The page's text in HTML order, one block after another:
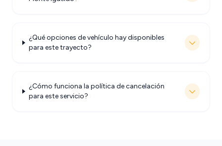
¿Qué opciones de vehículo hay disponibles
para este trayecto?
¿Cómo funciona la política de cancelación
para este servicio?